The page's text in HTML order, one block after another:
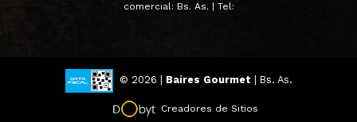
comercial: Bs. As. | Tel:
© 2026 | Baires Gourmet | Bs. As.
Creadores de Sitios